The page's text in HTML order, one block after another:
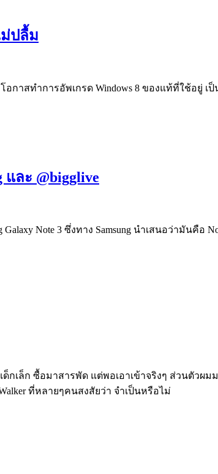
ม่ปลื้ม
าสทำการอัพเกรด Windows 8 ของแท้ที่ใช้อยู่ เ
และ @bigglive
Note 3 ซึ่งทาง Samsung นำเสนอว่ามันคือ
ล็ก ซื้อมาสารพัด แต่พอเอาเข้าจริงๆ ส่วนตัวผม
ที่หลายๆคนสงสัยว่า จำเป็นหรือไม่